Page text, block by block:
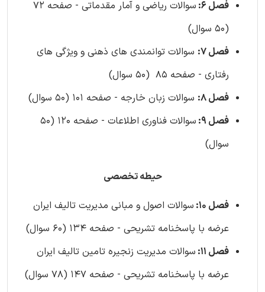
فصل 6:
سوالات ریاضی و آمار مقدماتی - صفحه 72
(50 سوال)
فصل 7:
سوالات توانمندی های ذهنی و ویژگی های
رفتاری - صفحه 85 (50 سوال)
فصل 8:
سوالات زبان خارجه - صفحه 101 (50 سوال)
فصل 9:
سوالات فناوری اطلاعات - صفحه 120 (50
سوال)
حیطه تخصصی
فصل 10:
سوالات اصول و مبانی مدیریت تالیف ایران
عرضه با پاسخنامه تشریحی - صفحه 134 (60 سوال)
فصل 11:
سوالات مدیریت زنجیره تامین تالیف ایران
عرضه با پاسخنامه تشریحی - صفحه 147 (78 سوال)